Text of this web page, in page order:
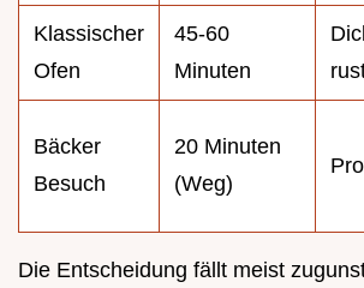
Klassischer
Ofen
45-60
Minuten
Bäcker
Besuch
20 Minuten
(Weg)
Die Entscheidung fällt meist